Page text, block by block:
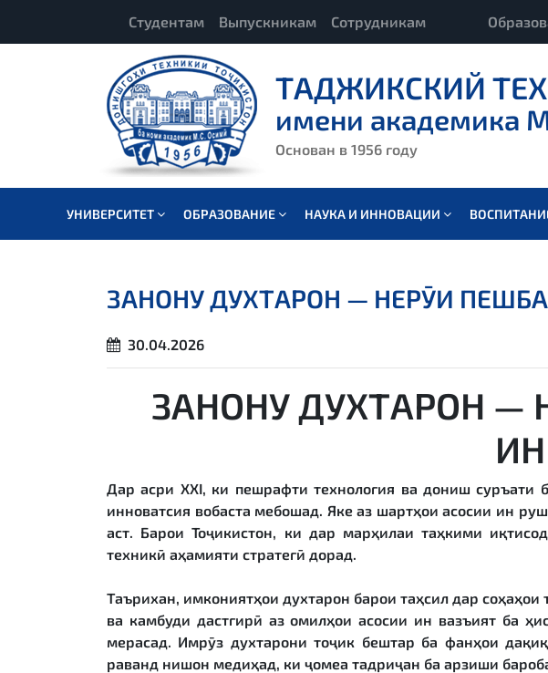
Студентам Выпускникам Сотрудникам
ТАДЖИКСКИЙ
имени академика
Основан в 1956 году
УНИВЕРСИТЕТ ОБРАЗОВАНИЕ НАУКА И ИННОВАЦИИ
ЗАНОНУ ДУХТАРОН — НЕРӮИ
30.04.2026
ЗАНОНУ ДУХТАРОН —
Дар асри XXI, ки пешрафти технология ва дониш суръати
инноватсия вобаста мебошад. Яке аз шартҳои асосии ин
аст. Барои Тоҷикистон, ки дар марҳилаи таҳкими
техникӣ аҳамияти стратегӣ дорад.
Таърихан, имкониятҳои духтарон барои таҳсил дар
ва камбуди дастгирӣ аз омилҳои асосии ин вазъият ба
мерасад. Имрӯз духтарони тоҷик бештар ба фанҳои
раванд нишон медиҳад, ки ҷомеа тадриҷан ба арзиши